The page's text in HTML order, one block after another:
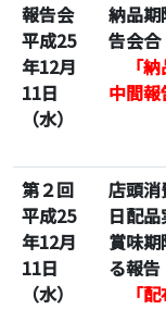
報告会
平成25
年12月
11日
（水）
納品期
告会合
「
中間報
第２回
平成25
年12月
11日
（水）
店頭消
日配
賞味
る報告
「